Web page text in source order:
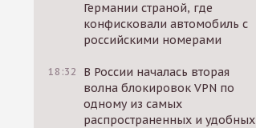
Германии страной, где
конфисковали автомобиль с
российскими номерами
18:32
В России началась вторая
волна блокировок VPN по
одному из самых
распространенных и удобных